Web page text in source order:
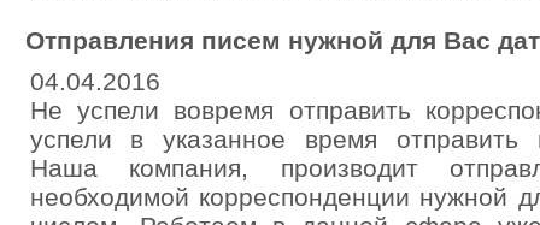
Отправления писем нужной для Вас
04.04.2016
Не успели вовремя отправить
успели в указанное время отправить
Наша компания, производит
необходимой корреспонденции нужной